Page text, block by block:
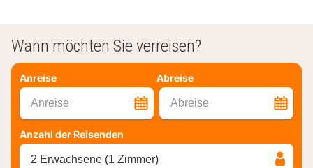
Wann möchten Sie verreisen?
Anreise Abreise
Anreise Abreise
Anzahl der Reisenden
2 Erwachsene (1 Zimmer)